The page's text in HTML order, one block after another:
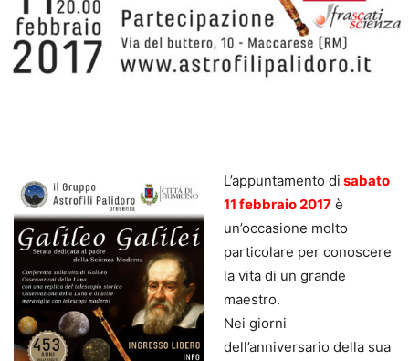
L’appuntamento di sabato
11 febbraio 2017 è
un’occasione molto
particolare per conoscere
la vita di un grande
maestro.
Nei giorni
dell’anniversario della sua